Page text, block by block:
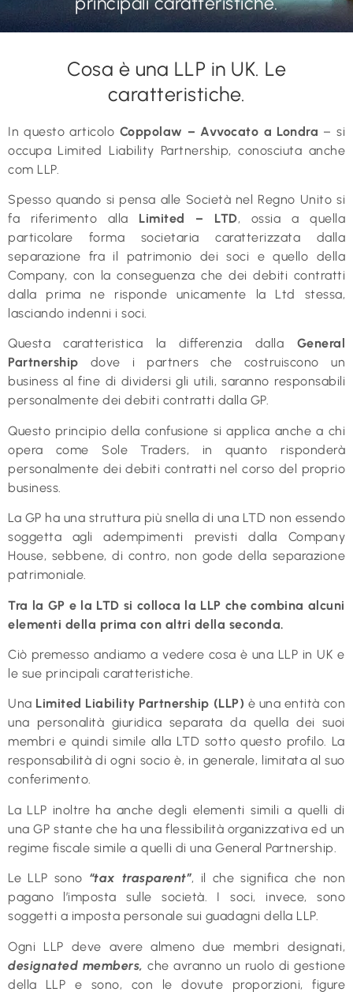
Cosa è una LLP in UK. Le
caratteristiche.
In questo articolo Coppolaw – Avvocato a Londra – si
occupa Limited Liability Partnership, conosciuta anche
com LLP.
Spesso quando si pensa alle Società nel Regno Unito si
fa riferimento alla Limited – LTD, ossia a quella
particolare forma societaria caratterizzata dalla
separazione fra il patrimonio dei soci e quello della
Company, con la conseguenza che dei debiti contratti
dalla prima ne risponde unicamente la Ltd stessa,
lasciando indenni i soci.
Questa caratteristica la differenzia dalla General
Partnership dove i partners che costruiscono un
business al fine di dividersi gli utili, saranno responsabili
personalmente dei debiti contratti dalla GP.
Questo principio della confusione si applica anche a chi
opera come Sole Traders, in quanto risponderà
personalmente dei debiti contratti nel corso del proprio
business.
La GP ha una struttura più snella di una LTD non essendo
soggetta agli adempimenti previsti dalla Company
House, sebbene, di contro, non gode della separazione
patrimoniale.
Tra la GP e la LTD si colloca la LLP che combina alcuni
elementi della prima con altri della seconda.
Ciò premesso andiamo a vedere cosa è una LLP in UK e
le sue principali caratteristiche.
Una Limited Liability Partnership (LLP) è una entità con
una personalità giuridica separata da quella dei suoi
membri e quindi simile alla LTD sotto questo profilo. La
responsabilità di ogni socio è, in generale, limitata al suo
conferimento.
La LLP inoltre ha anche degli elementi simili a quelli di
una GP stante che ha una flessibilità organizzativa ed un
regime fiscale simile a quelli di una General Partnership.
Le LLP sono “tax trasparent”, il che significa che non
pagano l’imposta sulle società. I soci, invece, sono
soggetti a imposta personale sui guadagni della LLP.
Ogni LLP deve avere almeno due membri designati,
designated members, che avranno un ruolo di gestione
della LLP e sono, con le dovute proporzioni, figure